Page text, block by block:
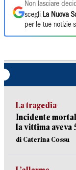
Non lasciare
scegli La Nuova
per le tue notizie
La tragedia
Incidente
la vittima aveva
di Caterina Cossu